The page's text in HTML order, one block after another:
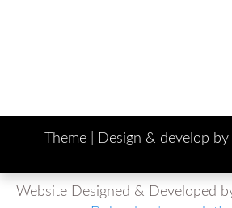
Theme | Design & develop by
Website Designed & Developed